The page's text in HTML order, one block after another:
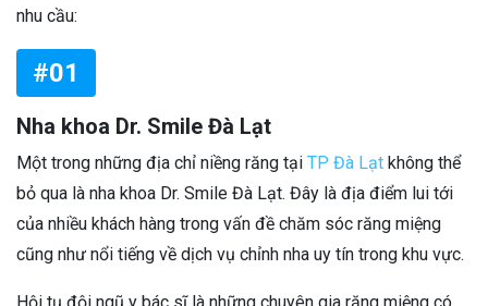
nhu cầu:
#01
Nha khoa Dr. Smile Đà Lạt
Một trong những địa chỉ niềng răng tại TP Đà Lạt không thể
bỏ qua là nha khoa Dr. Smile Đà Lạt. Đây là địa điểm lui tới
của nhiều khách hàng trong vấn đề chăm sóc răng miệng
cũng như nổi tiếng về dịch vụ chỉnh nha uy tín trong khu vực.